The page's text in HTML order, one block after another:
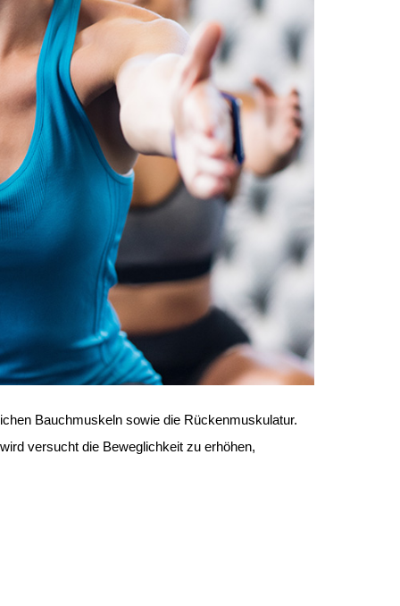
Bauchmuskeln sowie die Rückenmuskulatur.
versucht die Beweglichkeit zu erhöhen,